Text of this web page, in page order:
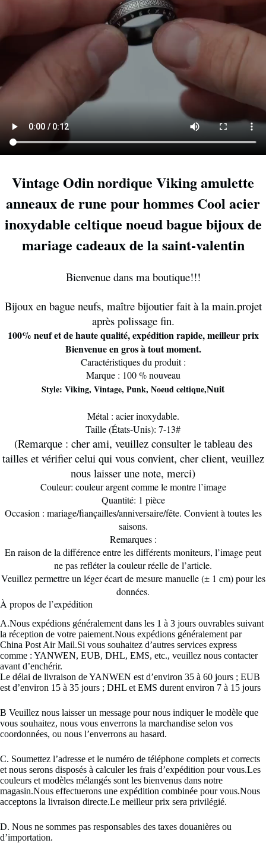
Vintage Odin nordique Viking amulette
anneaux de rune pour hommes Cool acier
inoxydable celtique noeud bague bijoux de
mariage cadeaux de la saint-valentin
Bienvenue dans ma boutique!!!
Bijoux en bague neufs, maître bijoutier fait à la main.projet
après polissage fin.
100% neuf et de haute qualité, expédition rapide, meilleur prix
Bienvenue en gros à tout moment.
Caractéristiques du produit :
Marque : 100 % nouveau
Style: Viking, Vintage, Punk, Noeud celtique,Nuit
Métal : acier inoxydable.
Taille (États-Unis): 7-13#
(Remarque : cher ami, veuillez consulter le tableau des
tailles et vérifier celui qui vous convient, cher client, veuillez
nous laisser une note, merci)
Couleur: couleur argent comme le montre l’image
Quantité: 1 pièce
Occasion : mariage/fiançailles/anniversaire/fête. Convient à toutes les
saisons.
Remarques :
En raison de la différence entre les différents moniteurs, l’image peut
ne pas refléter la couleur réelle de l’article.
Veuillez permettre un léger écart de mesure manuelle (± 1 cm) pour les
données.
À propos de l’expédition
A.Nous expédions généralement dans les 1 à 3 jours ouvrables suivant
la réception de votre paiement.Nous expédions généralement par
China Post Air Mail.Si vous souhaitez d’autres services express
comme : YANWEN, EUB, DHL, EMS, etc., veuillez nous contacter
avant d’enchérir.
Le délai de livraison de YANWEN est d’environ 35 à 60 jours ; EUB
est d’environ 15 à 35 jours ; DHL et EMS durent environ 7 à 15 jours
B Veuillez nous laisser un message pour nous indiquer le modèle que
vous souhaitez, nous vous enverrons la marchandise selon vos
coordonnées, ou nous l’enverrons au hasard.
C. Soumettez l’adresse et le numéro de téléphone complets et corrects
et nous serons disposés à calculer les frais d’expédition pour vous.Les
couleurs et modèles mélangés sont les bienvenus dans notre
magasin.Nous effectuerons une expédition combinée pour vous.Nous
acceptons la livraison directe.Le meilleur prix sera privilégié.
D. Nous ne sommes pas responsables des taxes douanières ou
d’importation.